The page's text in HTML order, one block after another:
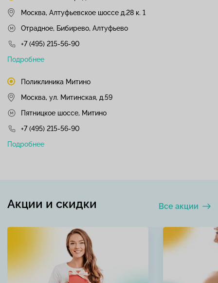
Москва, Алтуфьевское шоссе д.28 к. 1
Отрадное, Бибирево, Алтуфьево
+7 (495) 215-56-90
Подробнее
Поликлиника Митино
Москва, ул. Митинская, д.59
Пятницкое шоссе, Митино
+7 (495) 215-56-90
Подробнее
Все акции
Акции и скидки